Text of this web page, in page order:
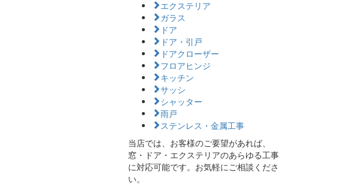
エクステリア
ガラス
ドア
ドア・引戸
ドアクローザー
フロアヒンジ
キッチン
サッシ
シャッター
雨戸
ステンレス・金属工事
当店では、お客様のご要望があれば、
窓・ドア・エクステリアのあらゆる工事
に対応可能です。お気軽にご相談くださ
い。